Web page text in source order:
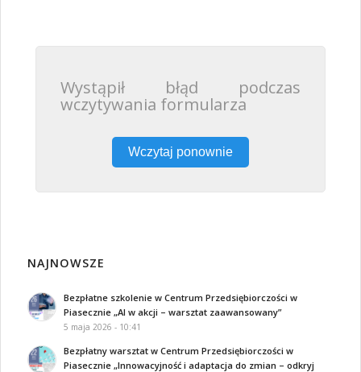
Wystąpił błąd podczas
wczytywania formularza
Wczytaj ponownie
NAJNOWSZE
Bezpłatne szkolenie w Centrum Przedsiębiorczości w
Piasecznie „AI w akcji – warsztat zaawansowany”
5 maja 2026 - 10:41
Bezpłatny warsztat w Centrum Przedsiębiorczości w
Piasecznie „Innowacyjność i adaptacja do zmian – odkryj